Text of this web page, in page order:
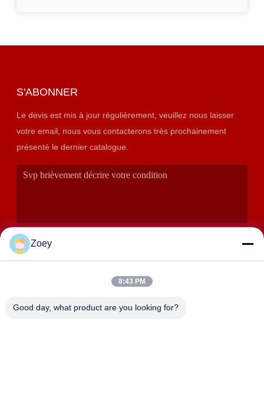
S'ABONNER
Le devis est mis à jour régulièrement, veuillez nous laisser
votre email, nous vous contacterons très prochainement
présenté le dernier catalogue.
SOUMETTRE
Zoey
8:43 PM
Good day, what product are you looking for?